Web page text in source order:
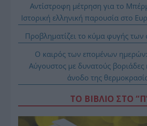
Αντίστροφη μέτρηση για το
Ιστορική ελληνική παρουσία στο
Προβληματίζει το κύμα φυγής των
Ο καιρός των επομένων
Αύγουστος με δυνατούς βοριάδες
άνοδο της
ΤΟ ΒΙΒΛΙΟ ΣΤΟ